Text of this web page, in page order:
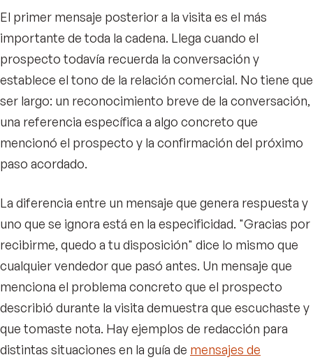
El primer mensaje posterior a la visita es el más
importante de toda la cadena. Llega cuando el
prospecto todavía recuerda la conversación y
establece el tono de la relación comercial. No tiene que
ser largo: un reconocimiento breve de la conversación,
una referencia específica a algo concreto que
mencionó el prospecto y la confirmación del próximo
paso acordado.
La diferencia entre un mensaje que genera respuesta y
uno que se ignora está en la especificidad. "Gracias por
recibirme, quedo a tu disposición" dice lo mismo que
cualquier vendedor que pasó antes. Un mensaje que
menciona el problema concreto que el prospecto
describió durante la visita demuestra que escuchaste y
que tomaste nota. Hay ejemplos de redacción para
distintas situaciones en la guía de mensajes de